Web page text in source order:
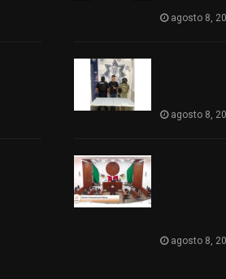
agosto 8,
agosto 8,
agosto 8,